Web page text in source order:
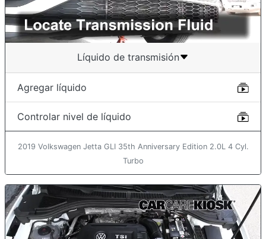
Líquido de transmisión
Agregar líquido
Controlar nivel de líquido
2019 Volkswagen Jetta GLI 35th Anniversary Edition 2.0L 4 Cyl.
Turbo